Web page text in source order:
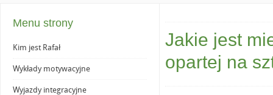
Menu strony
Kim jest Rafał
Wykłady motywacyjne
Wyjazdy integracyjne
Jakie jest
opartej na